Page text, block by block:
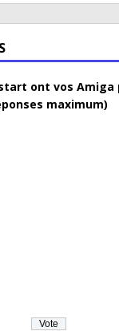
ont vos Amiga
maximum)